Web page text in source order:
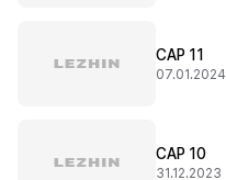
CAP 11
07.01.2024
CAP 10
31.12.2023